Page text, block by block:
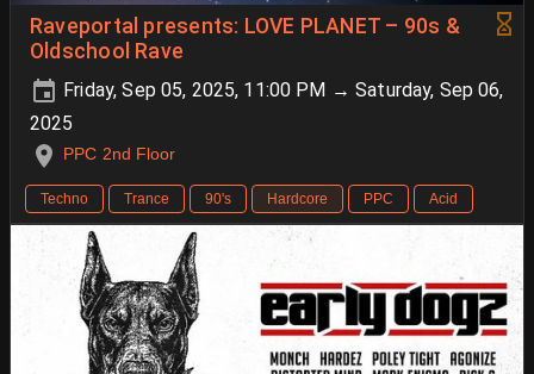
Raveportal presents: LOVE PLANET – 90s &
Oldschool Rave
Friday, Sep 05, 2025, 11:00 PM → Saturday, Sep 06,
2025
PPC 2nd Floor
Techno Trance 90's Hardcore PPC Acid